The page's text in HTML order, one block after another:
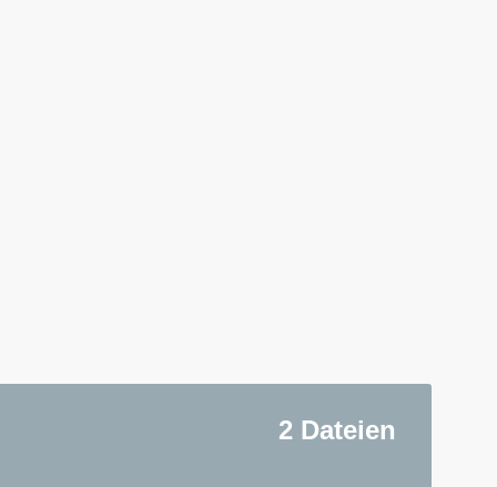
2 Dateien